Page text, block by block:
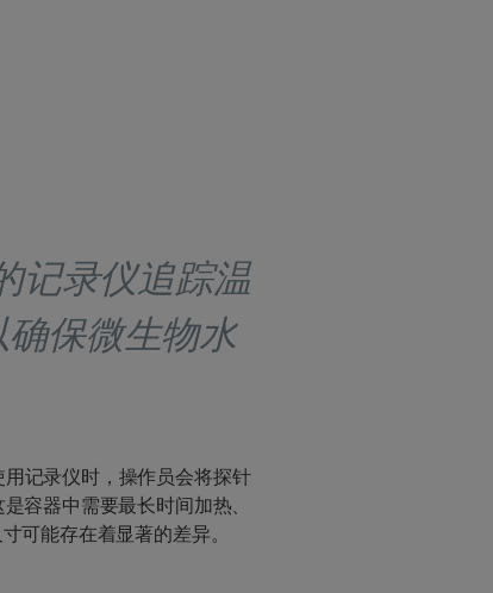
记录仪追踪温
保微生物水
记录仪时，操作员会将探针
容器中需要最长时间加热、
可能存在着显著的差异。